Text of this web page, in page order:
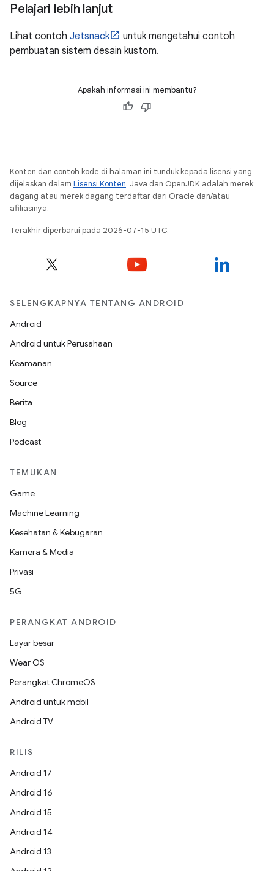
Pelajari lebih lanjut
Lihat contoh Jetsnack
untuk mengetahui contoh
pembuatan sistem desain kustom.
Apakah informasi ini membantu?
Konten dan contoh kode di halaman ini tunduk kepada lisensi yang
dijelaskan dalam Lisensi Konten. Java dan OpenJDK adalah merek
dagang atau merek dagang terdaftar dari Oracle dan/atau
afiliasinya.
Terakhir diperbarui pada 2026-07-15 UTC.
SELENGKAPNYA TENTANG ANDROID
Android
Android untuk Perusahaan
Keamanan
Source
Berita
Blog
Podcast
TEMUKAN
Game
Machine Learning
Kesehatan & Kebugaran
Kamera & Media
Privasi
5G
PERANGKAT ANDROID
Layar besar
Wear OS
Perangkat ChromeOS
Android untuk mobil
Android TV
RILIS
Android 17
Android 16
Android 15
Android 14
Android 13